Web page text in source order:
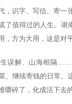
，识字、写信、寄
了值得过的人生。
方为大用，这是对
误解、山海相隔
、继续寄钱的日常
碎了，化成活下去